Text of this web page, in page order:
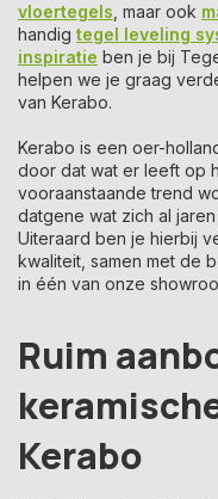
vloertegels , maar ook
handig tegel leveling
inspiratie ben je bij
helpen we je graag
van Kerabo.
Kerabo is een oer-
door dat wat er leeft op
vooraanstaande trend
datgene wat zich al
Uiteraard ben je hierbij
kwaliteit, samen met de
in één van onze
Ruim
Kerabo